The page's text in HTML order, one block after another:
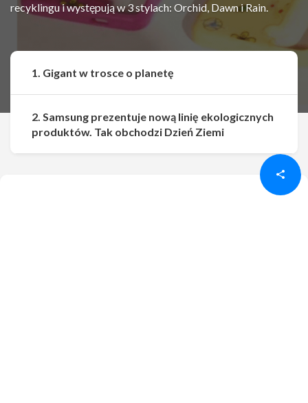
recyklingu i występują w 3 stylach: Orchid, Dawn i Rain.
Udostępnij Udostępnij
1. Gigant w trosce o planetę
2. Samsung prezentuje nową linię ekologicznych
produktów. Tak obchodzi Dzień Ziemi